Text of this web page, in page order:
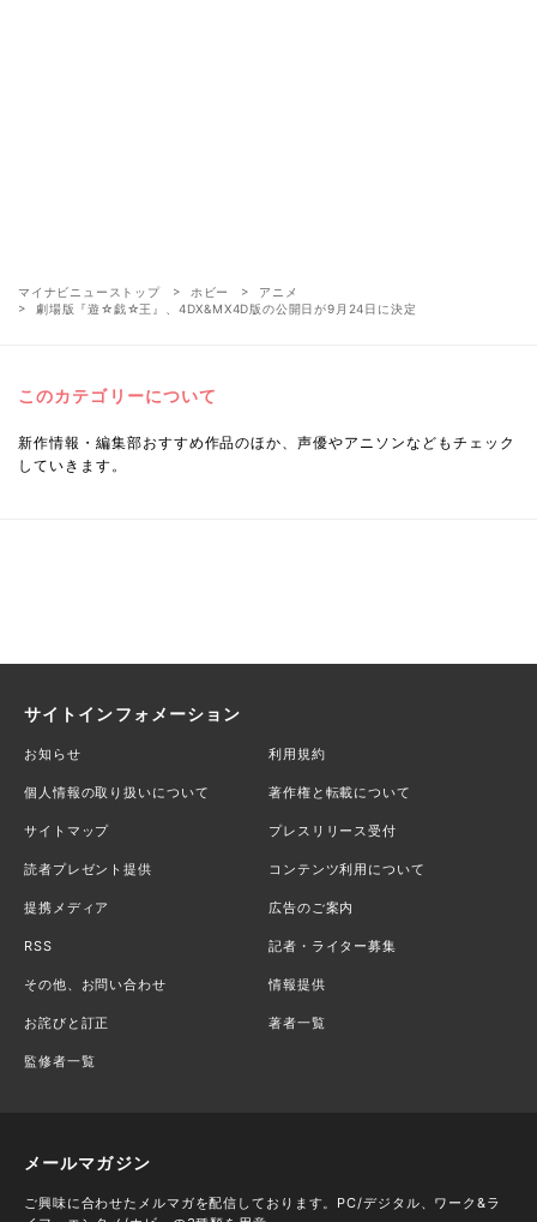
マイナビニューストップ ホビー
アニメ
劇場版『遊☆戯☆王』、4DX&MX4D版の公開日が9月24日に決定
このカテゴリーについて
新作情報・編集部おすすめ作品のほか、声優やアニソンなどもチェック
していきます。
サイトインフォメーション
お知らせ 利用規約
個人情報の取り扱いについて 著作権と転載について
サイトマップ プレスリリース受付
読者プレゼント提供 コンテンツ利用について
提携メディア 広告のご案内
RSS 記者・ライター募集
その他、お問い合わせ 情報提供
お詫びと訂正 著者一覧
監修者一覧
メールマガジン
ご興味に合わせたメルマガを配信しております。PC/デジタル、ワーク&ラ